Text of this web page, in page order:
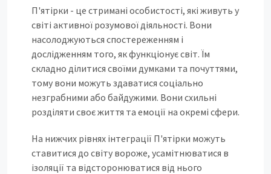
П'ятірки - це стримані особистості, які живуть у
світі активної розумової діяльності. Вони
насолоджуються спостереженням і
дослідженням того, як функціонує світ. Їм
складно ділитися своїми думками та почуттями,
тому вони можуть здаватися соціально
незграбними або байдужими. Вони схильні
розділяти своє життя та емоції на окремі сфери.
На нижчих рівнях інтеграції П'ятірки можуть
ставитися до світу вороже, усамітнюватися в
ізоляції та відсторонюватися від нього